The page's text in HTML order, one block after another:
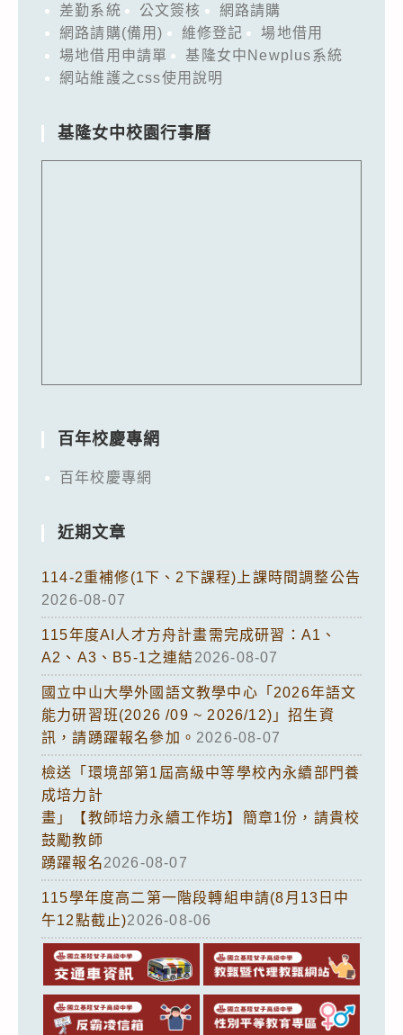
差勤系統 公文簽核
網路請購
網路請購(備用)
維修登記
場地借用
場地借用申請單
基隆女中Newplus系統
網站維護之css使用說明
基隆女中校園行事曆
百年校慶專網
百年校慶專網
近期文章
114-2重補修(1下、2下課程)上課時間調整公告
2026-08-07
115年度AI人才方舟計畫需完成研習：A1、
A2、A3、B5-1之連結2026-08-07
國立中山大學外國語文教學中心「2026年語文
能力研習班(2026 /09 ~ 2026/12)」招生資
訊，請踴躍報名參加。 2026-08-07
檢送「環境部第1屆高級中等學校內永續部門養
成培力計
畫」【教師培力永續工作坊】簡章1份，請貴校
鼓勵教師
踴躍報名2026-08-07
115學年度高二第一階段轉組申請(8月13日中
午12點截止)2026-08-06